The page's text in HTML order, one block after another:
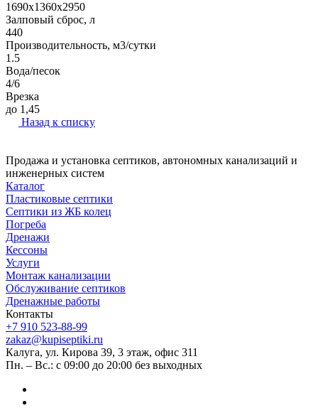
1690х1360х2950
Залповый сброс, л
440
Производительность, м3/сутки
1.5
Вода/песок
4/6
Врезка
до 1,45
Назад к списку
Продажа и установка септиков, автономных канализаций и
инженерных систем
Каталог
Пластиковые септики
Септики из ЖБ колец
Погреба
Дренажи
Кессоны
Услуги
Монтаж канализации
Обслуживание септиков
Дренажные работы
Контакты
+7 910 523-88-99
zakaz@kupiseptiki.ru
Калуга, ул. Кирова 39, 3 этаж, офис 311
Пн. – Вс.: с 09:00 до 20:00 без выходных